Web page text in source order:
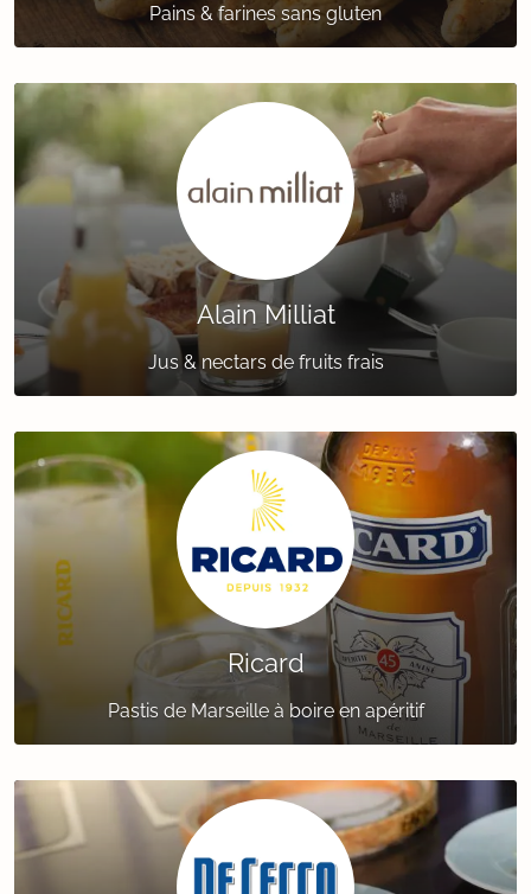
Pains & farines sans gluten
Alain Milliat
Jus & nectars de fruits frais
Ricard
Pastis de Marseille à boire en apéritif